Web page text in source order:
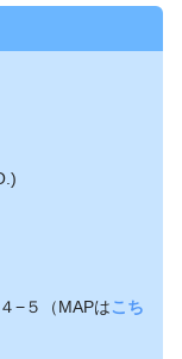
−５（MAPはこち